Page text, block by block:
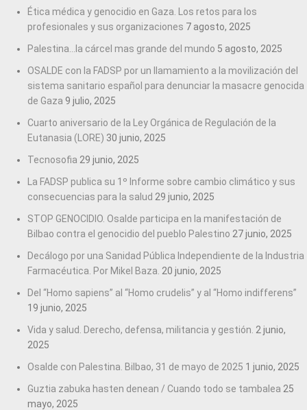
Ética médica y genocidio en Gaza. Los retos para los
profesionales y sus organizaciones 7 agosto, 2025
Palestina…la cárcel mas grande del mundo 5 agosto, 2025
OSALDE con la FADSP por un llamamiento a la movilización del
sistema sanitario español para denunciar la masacre genocida
de Gaza 9 julio, 2025
Cuarto aniversario de la Ley Orgánica de Regulación de la
Eutanasia (LORE) 30 junio, 2025
Tecnosofia 29 junio, 2025
La FADSP publica su 1º Informe sobre cambio climático y sus
consecuencias para la salud 29 junio, 2025
STOP GENOCIDIO. Osalde participa en la manifestación de
Bilbao contra el genocidio del pueblo Palestino 27 junio, 2025
Decálogo por una Sanidad Pública Independiente de la Industria
Farmacéutica. Por Mikel Baza. 20 junio, 2025
Del “Homo sapiens” al “Homo crudelis” y al “Homo indifferens”
19 junio, 2025
Vida y salud. Derecho, defensa, militancia y gestión. 2 junio,
2025
Osalde con Palestina. Bilbao, 31 de mayo de 2025 1 junio, 2025
Guztia zabuka hasten denean / Cuando todo se tambalea 25
mayo, 2025